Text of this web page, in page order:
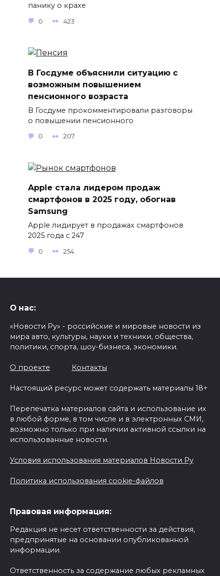
панику о крахе
0 423
В Госдуме объяснили ситуацию с
возможным повышением
пенсионного возраста
В Госдуме прокомментировали разговоры
о повышении пенсионного
0 207
Apple стала лидером продаж
смартфонов в 2025 году, обогнав
Samsung
Apple лидирует в продажах смартфонов
2025 года с 247
0 254
О нас:
«Новости Ру» - российские и мировые новости из
мира авто, культуры, науки и техники, общества,
политики, спорта, шоу-бизнеса, экономики.
О проекте Контакты
Настоящий ресурс может содержать материалы 18+
Перепечатка материалов сайта и использование их
в любой форме, в том числе и в электронных СМИ,
возможно только при наличии активной ссылки на
использованные новости.
Условия использования материалов Новости Ру
Политика использования cookie-файлов
Правовая информация:
Редакция не несет ответственности за действия,
предпринятые на основании опубликованной
информации.
Ответственность за содержание любых рекламных